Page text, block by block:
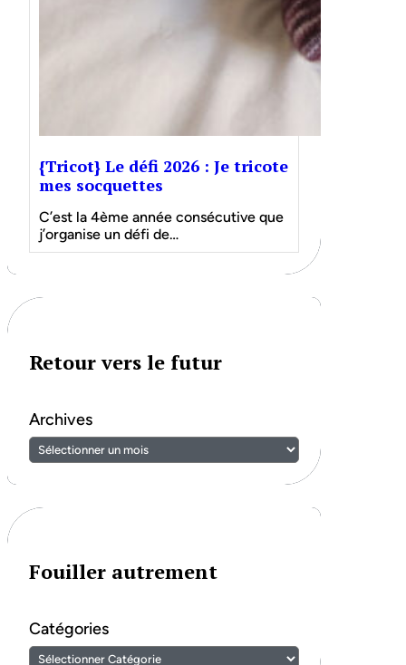
{Tricot} Le défi 2026 : Je tricote
mes socquettes
C’est la 4ème année consécutive que
j’organise un défi de…
Retour vers le futur
Archives
Fouiller autrement
Catégories